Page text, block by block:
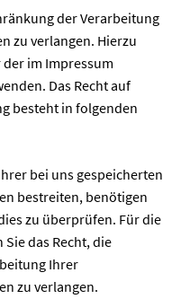
der Verarbeitung
zu verlangen. Hierzu
im Impressum
Das Recht auf
besteht in folgenden
bei uns gespeicherten
bestreiten, benötigen
zu überprüfen. Für die
das Recht, die
Ihrer
zu verlangen.